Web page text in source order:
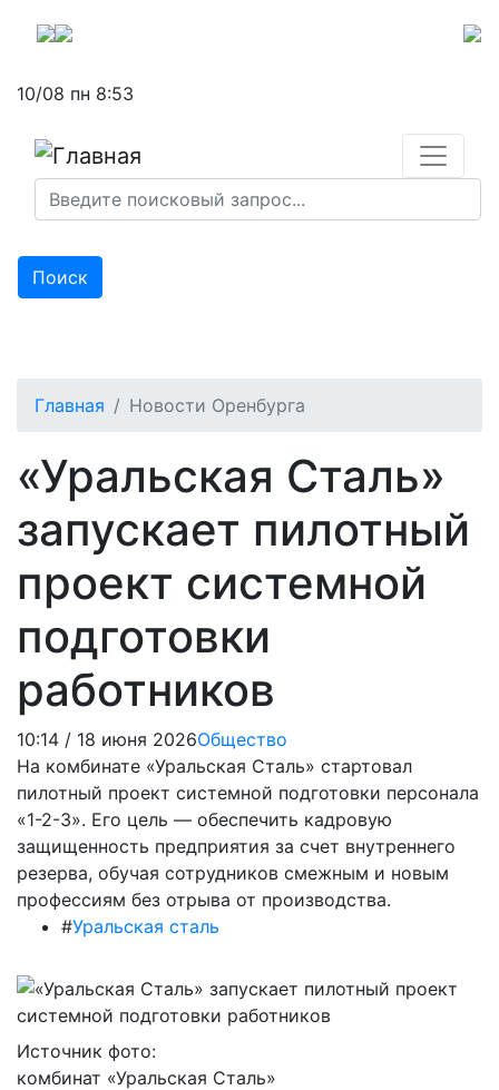
содержанию
10/08 пн 8:53
Поиск
Главная Новости Оренбурга
«Уральская Сталь»
запускает пилотный
проект системной
подготовки
работников
10:14 / 18 июня 2026Общество
На комбинате «Уральская Сталь» стартовал
пилотный проект системной подготовки персонала
«1-2-3». Его цель — обеспечить кадровую
защищенность предприятия за счет внутреннего
резерва, обучая сотрудников смежным и новым
профессиям без отрыва от производства.
#Уральская сталь
Источник фото:
комбинат «Уральская Сталь»